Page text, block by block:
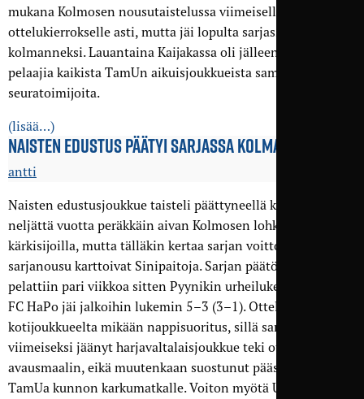
mukana Kolmosen nousutaistelussa viimeiselle
ottelukierrokselle asti, mutta jäi lopulta sarjassa
kolmanneksi. Lauantaina Kaijakassa oli jälleen aika palkita
pelaajia kaikista TamUn aikuisjoukkueista samoin kuin
seuratoimijoita.
(lisää…)
NAISTEN EDUSTUS PÄÄTYI SARJASSA KOLMANNEKSI
antti
Naisten edustusjoukkue taisteli päättyneellä kaudella jo
neljättä vuotta peräkkäin aivan Kolmosen lohkon
kärkisijoilla, mutta tälläkin kertaa sarjan voitto ja
sarjanousu karttoivat Sinipaitoja. Sarjan päätösottelu
pelattiin pari viikkoa sitten Pyynikin urheilukentällä, jossa
FC HaPo jäi jalkoihin lukemin 5–3 (3–1). Ottelu ei ollut
kotijoukkueelta mikään nappisuoritus, sillä sarjassa
viimeiseksi jäänyt harjavaltalaisjoukkue teki ottelun
avausmaalin, eikä muutenkaan suostunut päästämään
TamUa kunnon karkumatkalle. Voiton myötä Unitedin